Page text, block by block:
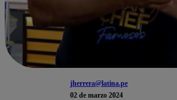
jherrera@latina.pe
02 de marzo 2024